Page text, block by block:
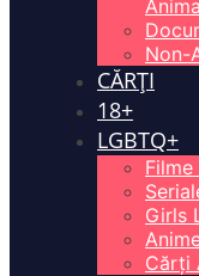
Non-
CĂRȚI
18+
LGBTQ+
Filme
Girls
Cărți